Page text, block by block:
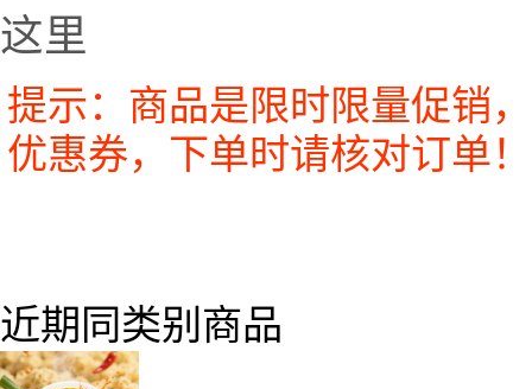
这里
提示：商品是限时限量促销
优惠券，下单时请核对订单！
近期同类别商品